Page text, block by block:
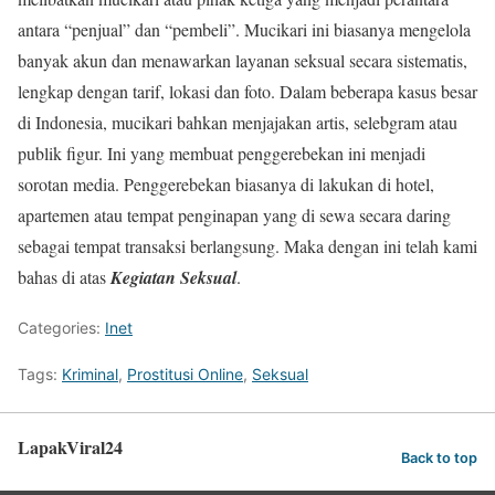
antara “penjual” dan “pembeli”. Mucikari ini biasanya mengelola
banyak akun dan menawarkan layanan seksual secara sistematis,
lengkap dengan tarif, lokasi dan foto. Dalam beberapa kasus besar
di Indonesia, mucikari bahkan menjajakan artis, selebgram atau
publik figur. Ini yang membuat penggerebekan ini menjadi
sorotan media. Penggerebekan biasanya di lakukan di hotel,
apartemen atau tempat penginapan yang di sewa secara daring
sebagai tempat transaksi berlangsung. Maka dengan ini telah kami
bahas di atasKegiatan Seksual.
Categories: Inet
Tags: Kriminal, Prostitusi Online, Seksual
LapakViral24 Back to top